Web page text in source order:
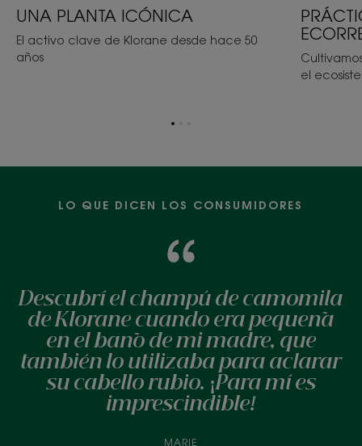
UNA PLANTA ICÓNICA
El activo clave de Klorane desde hace 50
años
el
Ir
LO QUE DICEN LOS CONSUMIDORES
Descubrí el champú de camomila
de Klorane cuando era pequeña
en el baño de mi madre, que
también lo utilizaba para aclarar
su cabello rubio. ¡Para mí es
imprescindible!
MARIE